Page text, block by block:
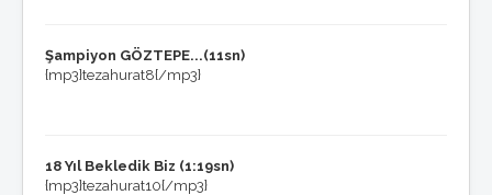
Şampiyon GÖZTEPE...(11sn)
{mp3}tezahurat8{/mp3}
18 Yıl Bekledik Biz (1:19sn)
{mp3}tezahurat10{/mp3}